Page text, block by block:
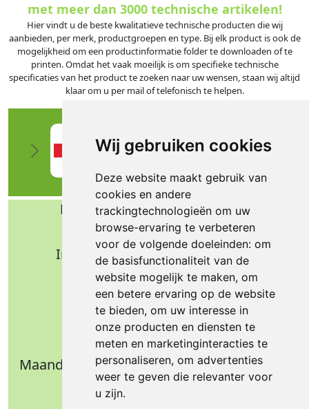
Wij gebruiken cookies
Deze website maakt gebruik van
cookies en andere
trackingtechnologieën om uw
browse-ervaring te verbeteren
voor de volgende doeleinden: om
de basisfunctionaliteit van de
website mogelijk te maken, om
een betere ervaring op de website
te bieden, om uw interesse in
onze producten en diensten te
meten en marketinginteracties te
personaliseren, om advertenties
weer te geven die relevanter voor
u zijn.
met meer dan 3000 technische artikelen!
Hier vindt u de beste kwalitatieve technische producten die wij
aanbieden, per merk, productgroepen en type. Bij elk product is ook de
mogelijkheid om een productinformatie folder te downloaden of te
printen. Omdat het vaak moeilijk is om specifieke technische
specificaties van het product te zoeken naar uw wensen, staan wij altijd
klaar om u per mail of telefonisch te helpen.
Bafa b.v. Technische import
Nijverheidsweg 11
Industrieterrein Verheulsweide
7005 AS Doetinchem
Tel.: +31 (0)314 344 342
Email: info@bafa.nl
Openingstijden
Maandag t/m donderdag: 09.00 - 16.30 uur
Vrijdag: 09.00 - 14.30 uur